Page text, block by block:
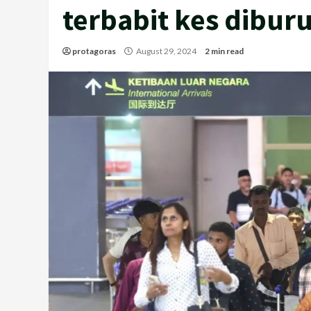
terbabit kes
protagoras August 29, 2024 2 min read